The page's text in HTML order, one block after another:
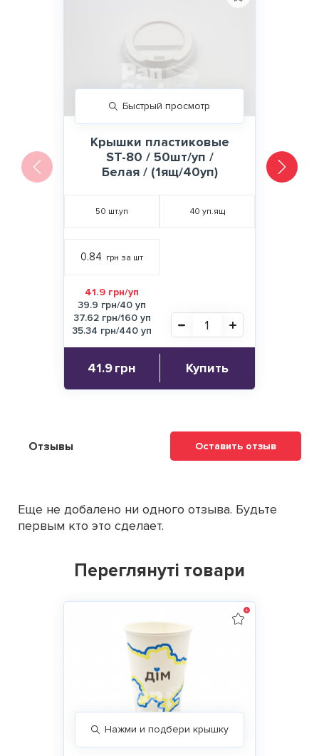
Быстрый просмотр
Крышки пластиковые
ST-80 / 50шт/уп /
Белая / (1ящ/40уп)
50 шт.уп 40 уп.ящ
0.84 грн за шт
41.9 грн/уп
39.9 грн/40 уп
37.62 грн/160 уп
35.34 грн/440 уп
41.9грн Купить
Отзывы Оставить отзыв
Еще не добалено ни одного отзыва. Будьте
первым кто это сделает.
Переглянуті товари
Нажми и подбери крышку